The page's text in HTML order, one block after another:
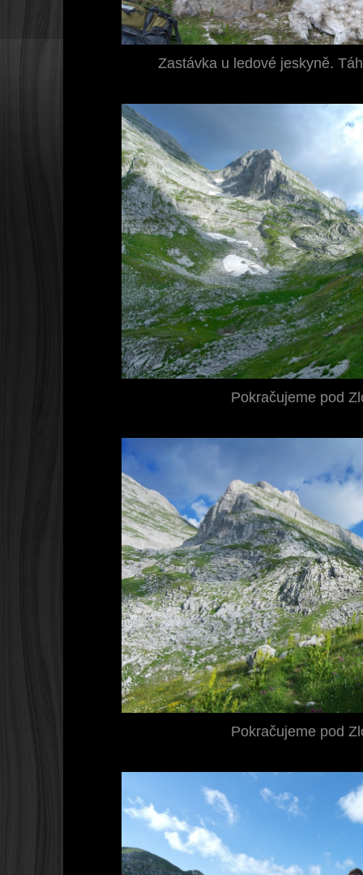
Zastávka u ledové jeskyně.
Pokračujeme pod
Pokračujeme pod